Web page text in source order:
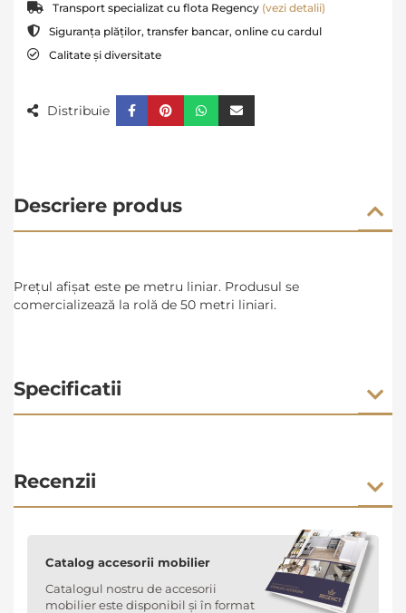
Transport specializat cu flota Regency (vezi detalii)
Siguranța plăților, transfer bancar, online cu cardul
Calitate și diversitate
Distribuie
Descriere produs
Prețul afișat este pe metru liniar. Produsul se
comercializează la rolă de 50 metri liniari.
Specificatii
Recenzii
Catalog accesorii mobilier
Catalogul nostru de accesorii
mobilier este disponibil și în format